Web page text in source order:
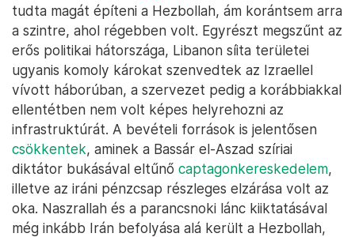
tudta magát építeni a Hezbollah, ám korántsem arra
a szintre, ahol régebben volt. Egyrészt megszűnt az
erős politikai hátországa, Libanon síita területei
ugyanis komoly károkat szenvedtek az Izraellel
vívott háborúban, a szervezet pedig a korábbiakkal
ellentétben nem volt képes helyrehozni az
infrastruktúrát. A bevételi források is jelentősen
csökkentek, aminek a Bassár el-Aszad szíriai
diktátor bukásával eltűnő captagonkereskedelem,
illetve az iráni pénzcsap részleges elzárása volt az
oka. Naszrallah és a parancsnoki lánc kiiktatásával
még inkább Irán befolyása alá került a Hezbollah,